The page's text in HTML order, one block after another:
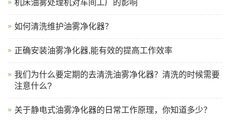
机床油雾处理机对车间工厂的影响
如何清洗维护油雾净化器？
正确安装油雾净化器,能有效的提高工作效率
我们为什么要定期的去清洗油雾净化器？清洗的时候需要
注意什么?
关于静电式油雾净化器的日常工作原理，你知道多少？